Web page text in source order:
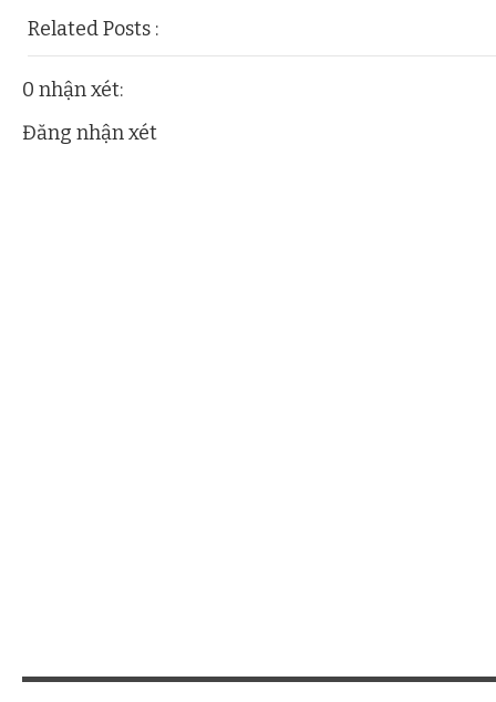
Related Posts :
0 nhận xét:
Đăng nhận xét